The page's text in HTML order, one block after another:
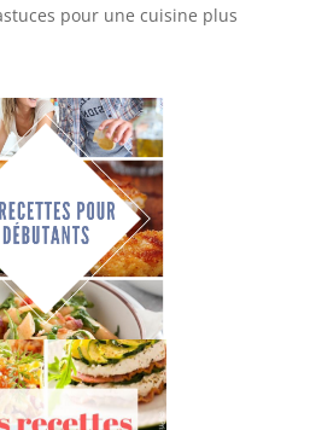
pour une cuisine plus